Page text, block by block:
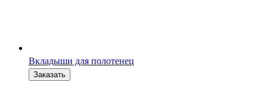
Вкладыши для полотенец